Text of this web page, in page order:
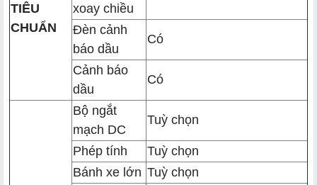
TIÊU
CHUẨN
xoay chiều
Đèn cảnh
báo dầu
Có
Cảnh báo
dầu
Có
Bộ ngắt
mạch DC
Tuỳ chọn
Phép tính
Tuỳ chọn
Bánh xe lớn Tuỳ chọn